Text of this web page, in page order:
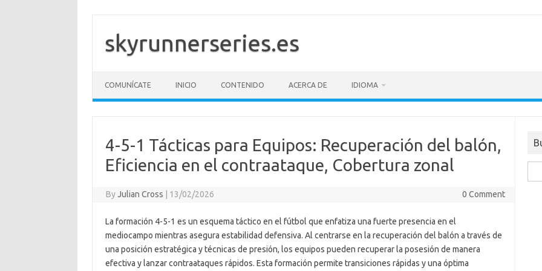
content
skyrunnerseries.es
COMUNÍCATE INICIO CONTENIDO ACERCA DE IDIOMA
4-5-1 Tácticas para Equipos: Recuperación del balón,
Eficiencia en el contraataque, Cobertura zonal
ByJulian Cross 13/02/2026 0 Comment
La formación 4-5-1 es un esquema táctico en el fútbol que enfatiza una fuerte presencia en el
mediocampo mientras asegura estabilidad defensiva. Al centrarse en la recuperación del balón a través de
una posición estratégica y técnicas de presión, los equipos pueden recuperar la posesión de manera
efectiva y lanzar contraataques rápidos. Esta formación permite transiciones rápidas y una óptima
for: